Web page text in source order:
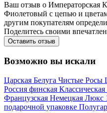
Ваш отзыв о Императорская
Фиолетовый c цепью и
другим покупателям
Поделитесь своими
Оставить отзыв
Возможно вы искали
Царская Белуга Чистые Росы
Россия финская Классическая
Французская Немецкая Люкс
подарочной упаковке Полугар